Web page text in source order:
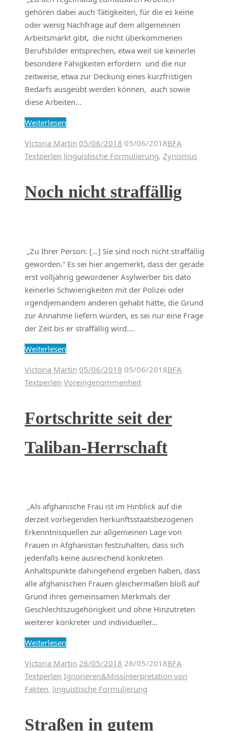
gehören dabei auch Tätigkeiten, für die es keine
oder wenig Nachfrage auf dem allgemeinen
Arbeitsmarkt gibt, die nicht überkommenen
Berufsbilder entsprechen, etwa weil sie keinerlei
besondere Fähigkeiten erfordern und die nur
zeitweise, etwa zur Deckung eines kurzfristigen
Bedarfs ausgeübt werden können, auch sowie
diese Arbeiten…
Weiterlesen
Victoria Martin 05/06/2018 05/06/2018BFA
Textperlen linguistische Formulierung, Zynismus
Noch nicht straffällig
„Zu Ihrer Person: […] Sie sind noch nicht straffällig
geworden.“ Es sei hier angemerkt, dass der gerade
erst volljährig gewordener Asylwerber bis dato
keinerlei Schwierigkeiten mit der Polizei oder
irgendjemandem anderen gehabt hätte, die Grund
zur Annahme liefern würden, es sei nur eine Frage
der Zeit bis er straffällig wird….
Weiterlesen
Victoria Martin 05/06/2018 05/06/2018BFA
Textperlen Voreingenommenheit
Fortschritte seit der
Taliban-Herrschaft
„Als afghanische Frau ist im Hinblick auf die
derzeit vorliegenden herkunftsstaatsbezogenen
Erkenntnisquellen zur allgemeinen Lage von
Frauen in Afghanistan festzuhalten, dass sich
jedenfalls keine ausreichend konkreten
Anhaltspunkte dahingehend ergeben haben, dass
alle afghanischen Frauen gleichermaßen bloß auf
Grund ihres gemeinsamen Merkmals der
Geschlechtszugehörigkeit und ohne Hinzutreten
weiterer konkreter und individueller…
Weiterlesen
Victoria Martin 26/05/2018 26/05/2018BFA
Textperlen Ignorieren&Missinterpretation von
Fakten, linguistische Formulierung
Straßen in gutem